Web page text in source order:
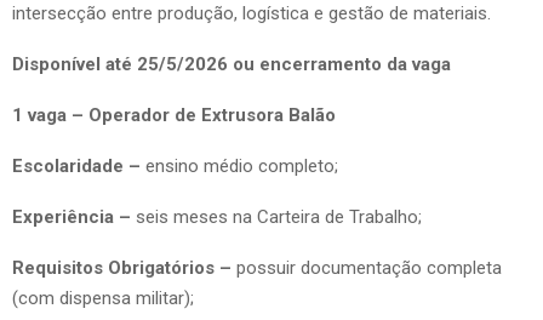
intersecção entre produção, logística e gestão de materiais.
Disponível até 25/5/2026 ou encerramento da vaga
1 vaga – Operador de Extrusora Balão
Escolaridade – ensino médio completo;
Experiência – seis meses na Carteira de Trabalho;
Requisitos Obrigatórios – possuir documentação completa
(com dispensa militar);